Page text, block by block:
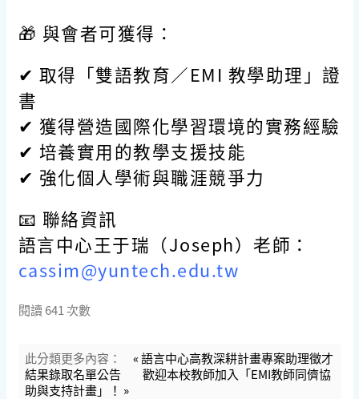
🎁 與會者可獲得：
✔ 取得「雙語教育／EMI 教學助理」證
書
✔ 獲得營造國際化學習環境的實務經驗
✔ 培養實用的教學支援技能
✔ 強化個人學術與職涯競爭力
📧 聯絡資訊
語言中心王于瑞（Joseph）老師：
cassim@yuntech.edu.tw
閱讀 641 次數
此分類更多內容：
« 語言中心高教深耕計畫專案助理徵才
結果錄取名單公告
歡迎本校教師加入「EMI教師同儕協
助與支持計畫」！ »